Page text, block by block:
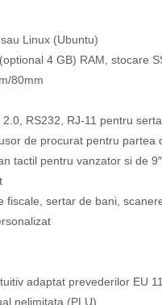
Linux (Ubuntu)
4 GB) RAM, stocare
80mm
2.0, RS232, RJ-11 pentru
de procurat pentru partea
tactil pentru vanzator si de
fiscale, sertar de bani,
adaptat prevederilor EU
nelimitata (PLU)